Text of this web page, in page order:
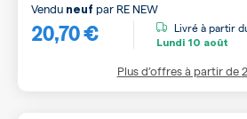
20,70 €
Vendu neuf par RE NEW
Livré à partir
Lundi 10 août
Plus d’offres à partir de